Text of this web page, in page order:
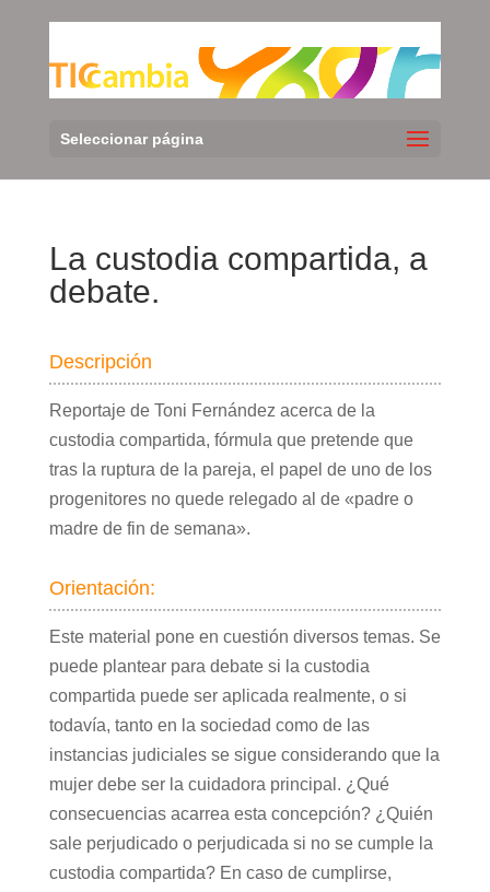
Seleccionar página
La custodia compartida, a
debate.
Descripción
Reportaje de Toni Fernández acerca de la
custodia compartida, fórmula que pretende que
tras la ruptura de la pareja, el papel de uno de los
progenitores no quede relegado al de «padre o
madre de fin de semana».
Orientación:
Este material pone en cuestión diversos temas. Se
puede plantear para debate si la custodia
compartida puede ser aplicada realmente, o si
todavía, tanto en la sociedad como de las
instancias judiciales se sigue considerando que la
mujer debe ser la cuidadora principal. ¿Qué
consecuencias acarrea esta concepción? ¿Quién
sale perjudicado o perjudicada si no se cumple la
custodia compartida? En caso de cumplirse,